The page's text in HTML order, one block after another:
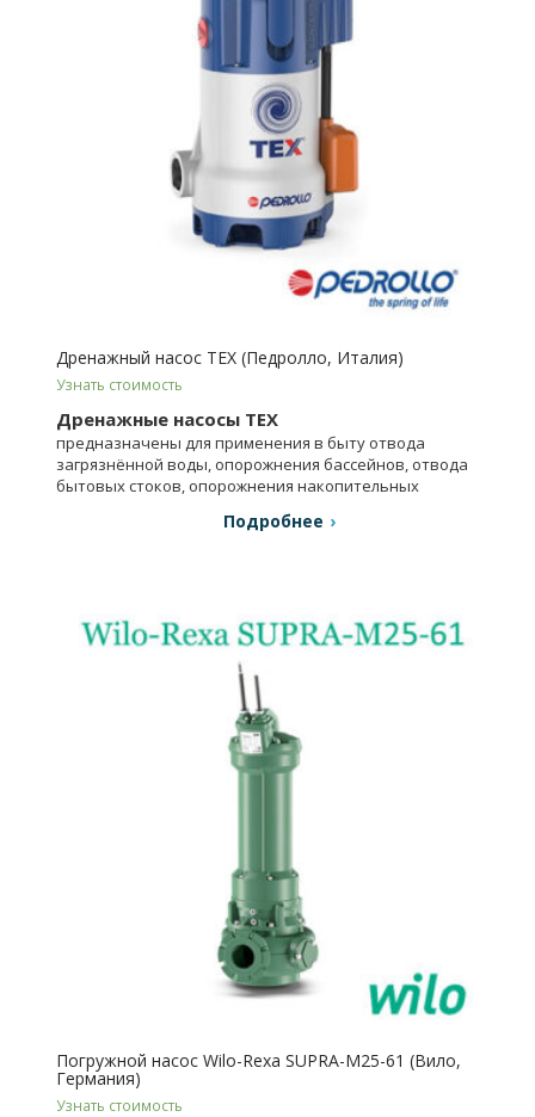
Дренажный насос TEX (Педролло, Италия)
Узнать стоимость
Дренажные насосы TEX
предназначены для применения в быту отвода
загрязнённой воды, опорожнения бассейнов, отвода
бытовых стоков, опорожнения накопительных
Подробнее
Погружной насос Wilo-Rexa SUPRA-M25-61 (Вило,
Германия)
Узнать стоимость